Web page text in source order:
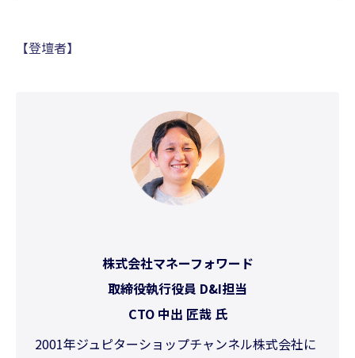
【登壇者】
株式会社マネーフォワード
取締役執行役員 D&I担当
CTO 中出 匠哉 氏
2001年ジュピターショップチャンネル株式会社に